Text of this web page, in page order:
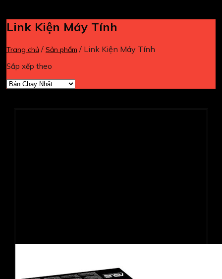
Link Kiện Máy Tính
Trang chủ / Sản phẩm / Link Kiện Máy Tính
Sắp xếp theo